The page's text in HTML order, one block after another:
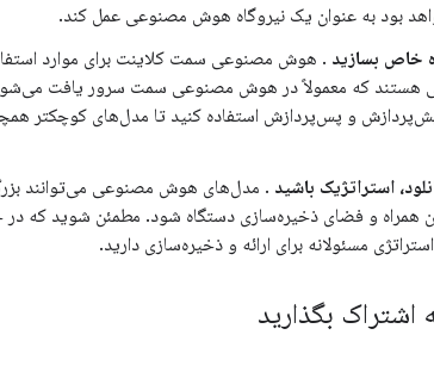
بود به عنوان یک نیروگاه هوش مصنوعی عمل کند.
خاص بسازید . هوش مصنوعی سمت کلاینت برای موارد
هستند که معمولاً در هوش مصنوعی سمت سرور یافت
و پس‌پردازش استفاده کنید تا مدل‌های کوچکتر
استراتژیک باشید . مدل‌های هوش مصنوعی می‌توانند
همراه و فضای ذخیره‌سازی دستگاه شود. مطمئن شوید که در
مسئولانه برای ارائه و ذخیره‌سازی دارید.
اشتراک بگذارید